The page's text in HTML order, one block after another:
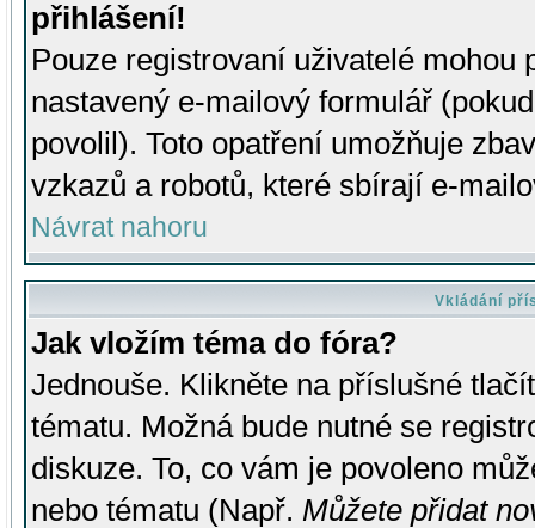
přihlášení!
Pouze registrovaní uživatelé mohou
nastavený e-mailový formulář
povolil). Toto opatření umožňuje
vzkazů a robotů, které sbírají e-
Návrat nahoru
Vkládání
Jak vložím téma do fóra?
Jednouše. Klikněte na příslušné
tématu. Možná bude nutné se
diskuze. To, co vám je povoleno
nebo tématu (Např. Můžete přidat